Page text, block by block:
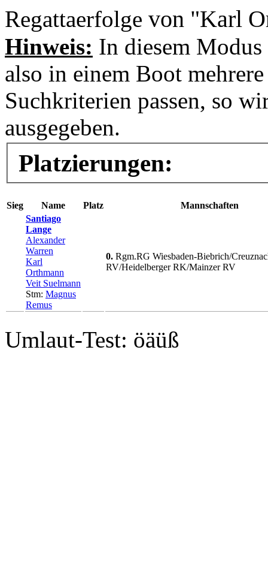
Regattaerfolge von "Karl
Hinweis: In diesem
also in einem Boot
Suchkriterien passen, so
ausgegeben.
Platzierungen:
Sieg Name Platz
Mannschaften
Santiago
Lange
Alexander
Warren
Karl
Orthmann
Veit Suelmann
Stm: Magnus
Remus
0. Rgm.RG Wiesbaden-Biebrich/
RV/Heidelberger RK/Mainzer RV
Umlaut-Test: öäüß